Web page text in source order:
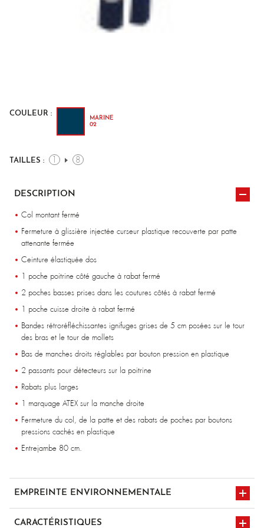
COULEUR :
MARINE
02
TAILLES : 1 8
DESCRIPTION
Col montant fermé
Fermeture à glissière injectée curseur plastique recouverte par patte
attenante fermée
Ceinture élastiquée dos
1 poche poitrine côté gauche à rabat fermé
2 poches basses prises dans les coutures côtés à rabat fermé
1 poche cuisse droite à rabat fermé
Bandes rétroréfléchissantes ignifuges grises de 5 cm posées sur le tour
des bras et le tour de mollets
Bas de manches droits réglables par bouton pression en plastique
2 passants pour détecteurs sur la poitrine
Rabats plus larges
1 marquage ATEX sur la manche droite
Fermeture du col, de la patte et des rabats de poches par boutons
pressions cachés en plastique
Entrejambe 80 cm.
EMPREINTE ENVIRONNEMENTALE
CARACTÉRISTIQUES